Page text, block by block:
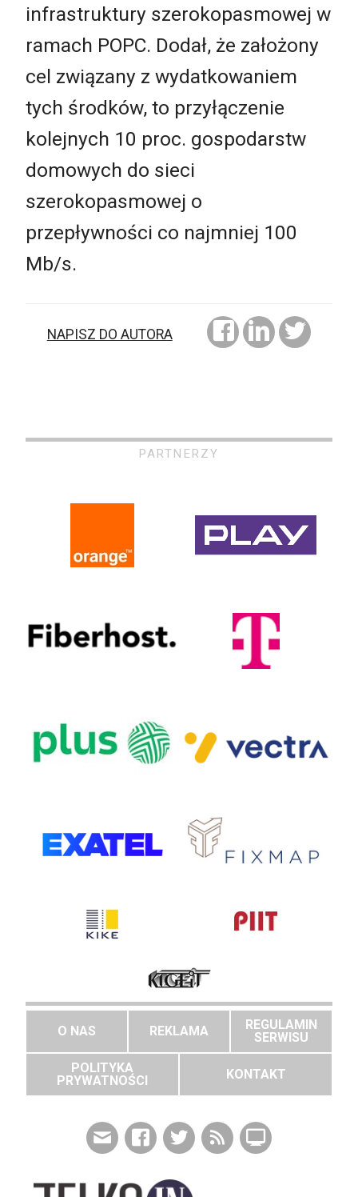
infrastruktury szerokopasmowej w
ramach POPC. Dodał, że założony
cel związany z wydatkowaniem
tych środków, to przyłączenie
kolejnych 10 proc. gospodarstw
domowych do sieci
szerokopasmowej o
przepływności co najmniej 100
Mb/s.
NAPISZ DO AUTORA
PARTNERZY
O NAS REKLAMA
REGULAMIN
SERWISU
POLITYKA
PRYWATNOŚCI
KONTAKT